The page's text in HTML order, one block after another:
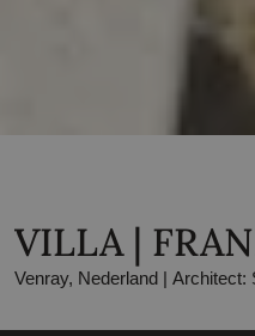
VILLA |
Venray, Nederland | Architect: